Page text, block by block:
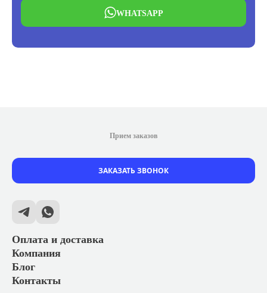
WHATSAPP
Оплата и доставка
Компания
Блог
Контакты
Прием заказов
ЗАКАЗАТЬ ЗВОНОК